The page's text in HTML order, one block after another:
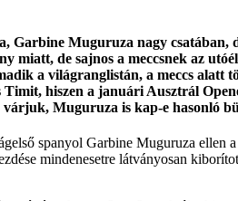
Muguruza nagy csatában,
miatt, de sajnos a meccsnek az
a világranglistán, a meccs alatt
hiszen a januári Ausztrál
Muguruza is kap-e hasonló
spanyol Garbine Muguruza
mindenesetre látványosan